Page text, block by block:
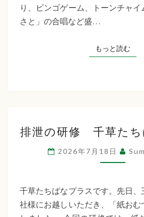
交
問
り、ビンゴゲーム、トーンチャ
さと」の合唱など盛…
もっと読むもっ
泄
の
研
千
草
排泄の研修 千草たち
2026年7月18日
千草たちばなプラスです。先日、
社様にお越しいただき、「紙おむ